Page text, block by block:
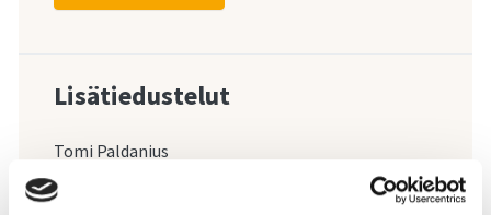
Lisätiedustelut
Tomi Paldanius
041-4986563